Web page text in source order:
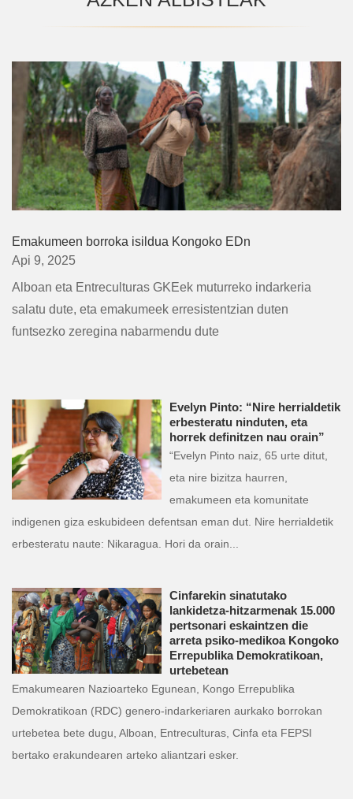
Emakumeen borroka isildua Kongoko EDn
Api 9, 2025
Alboan eta Entreculturas GKEek muturreko indarkeria
salatu dute, eta emakumeek erresistentzian duten
funtsezko zeregina nabarmendu dute
Evelyn Pinto: “Nire herrialdetik
erbesteratu ninduten, eta
horrek definitzen nau orain”
“Evelyn Pinto naiz, 65 urte ditut,
eta nire bizitza haurren,
emakumeen eta komunitate
indigenen giza eskubideen defentsan eman dut. Nire herrialdetik
erbesteratu naute: Nikaragua. Hori da orain...
Cinfarekin sinatutako
lankidetza-hitzarmenak 15.000
pertsonari eskaintzen die
arreta psiko-medikoa Kongoko
Errepublika Demokratikoan,
urtebetean
Emakumearen Nazioarteko Egunean, Kongo Errepublika
Demokratikoan (RDC) genero-indarkeriaren aurkako borrokan
urtebetea bete dugu, Alboan, Entreculturas, Cinfa eta FEPSI
bertako erakundearen arteko aliantzari esker.